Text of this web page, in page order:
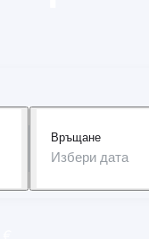
Връщане
Избери дата